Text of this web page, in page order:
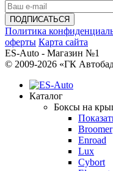
Политика
оферты Карта сайта
ES-Auto - Магазин №1
© 2009-2026 «ГК
Каталог
Боксы на
Broomer
Enroad
Lux
Cybort